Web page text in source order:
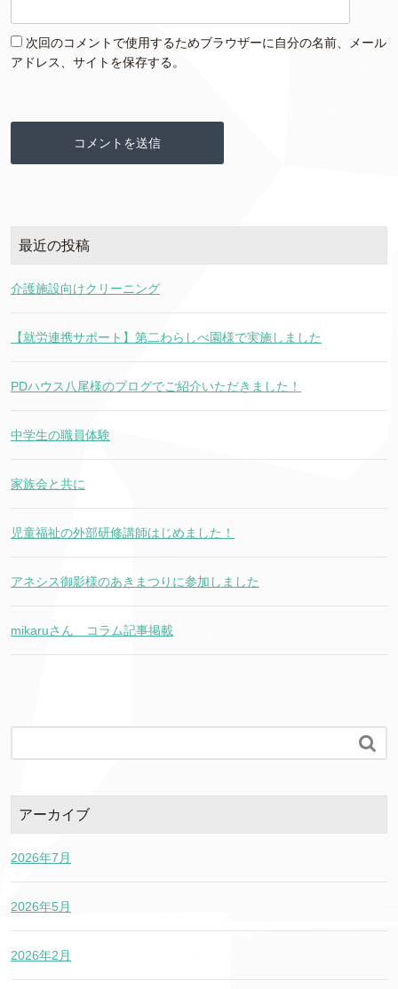
次回のコメントで使用するためブラウザーに自分の名前、メール
アドレス、サイトを保存する。
最近の投稿
介護施設向けクリーニング
【就労連携サポート】第二わらしべ園様で実施しました
PDハウス八尾様のブログでご紹介いただきました！
中学生の職員体験
家族会と共に
児童福祉の外部研修講師はじめました！
アネシス御影様のあきまつりに参加しました
mikaruさん コラム記事掲載

アーカイブ
2026年7月
2026年5月
2026年2月